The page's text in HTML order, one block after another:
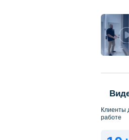
Клиенты
работе